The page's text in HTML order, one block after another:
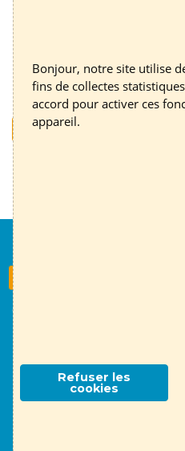
Contactez un conseiller ou une
l'ALTE 69 pour vous faire
au04 37 48 25 90
via leformulaire de
Contacter un conseiller
Nous suivre
Contact
Bonjour, notre site utilise
fins de collectes
accord pour activer ces
appareil.
Refuser les
cookies